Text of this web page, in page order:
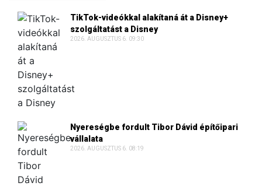
TikTok-videókkal alakítaná át a Disney+
szolgáltatást a Disney
2026. AUGUSZTUS 6. 09:30
Nyereségbe fordult Tibor Dávid építőipari
vállalata
2026. AUGUSZTUS 6. 08:19